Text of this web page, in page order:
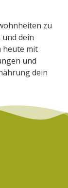
zu
dein
heute mit
und
dein